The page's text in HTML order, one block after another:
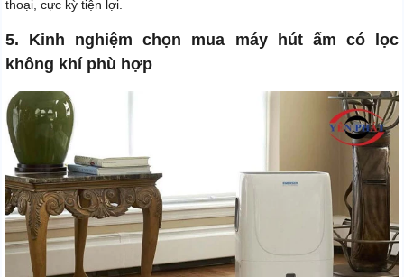
thoại, cực kỳ tiện lợi.
5. Kinh nghiệm chọn mua máy hút ẩm có lọc
không khí phù hợp